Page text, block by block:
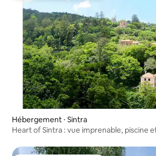
Hébergement ⋅ Sintra
Heart of Sintra : vue imprenable, piscine